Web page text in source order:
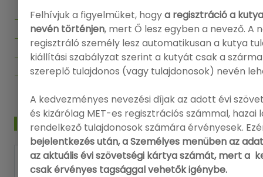
Bejelentkezés
Regisztráció
Adatvédelmi politika
Felhasználási feltételek
HÍRLEVÉL
FELIRATKOZÁS
Felhívjuk a figyelmüket, hogya regisztráció a
nevén történjen, mert Ő lesz egyben a nevező. A
regisztráló személy lesz automatikusan a kutya
kiállítási szabályzat szerint a kutyát csak a
szereplő tulajdonos (vagy tulajdonosok) nevén
A kedvezményes nevezési díjak az adott évi
és kizárólag MET-es regisztrációs számmal, hazai
rendelkező tulajdonosok számára érvényesek.
bejelentkezés után, a Személyes menüben az
az aktuális évi szövetségi kártya számát, mert a
csak érvényes tagsággal vehetők igénybe.